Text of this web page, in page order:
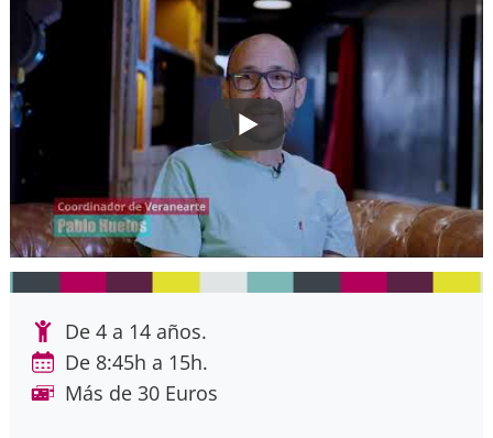
De 4 a 14 años.
De 8:45h a 15h.
Más de 30 Euros